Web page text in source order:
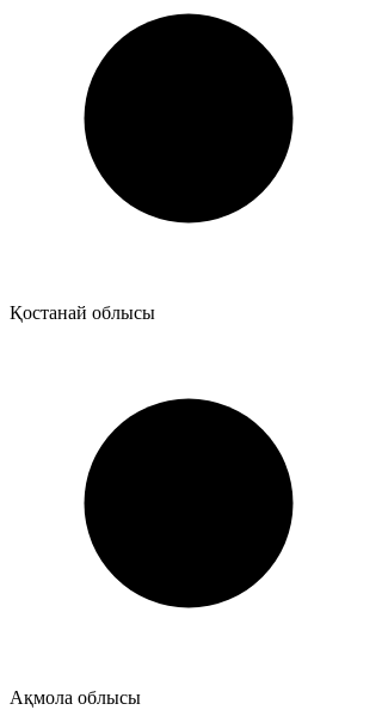
Қостанай облысы
Ақмола облысы